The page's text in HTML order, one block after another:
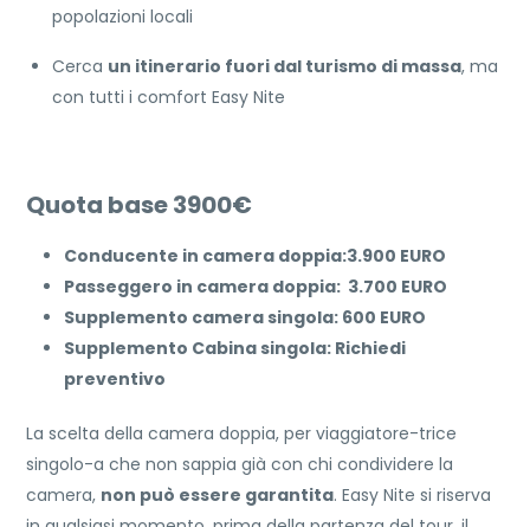
popolazioni locali
Cerca un itinerario fuori dal turismo di massa, ma
con tutti i comfort Easy Nite
Quota base 3900€
Conducente in camera doppia:3.900 EURO
Passeggero in camera doppia: 3.700 EURO
Supplemento camera singola: 600 EURO
Supplemento Cabina singola: Richiedi
preventivo
La scelta della camera doppia, per viaggiatore-trice
singolo-a che non sappia già con chi condividere la
camera, non può essere garantita. Easy Nite si riserva